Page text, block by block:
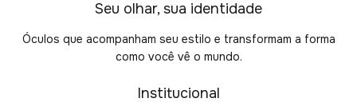
Seu olhar, sua identidade
Óculos que acompanham seu estilo e transformam a forma
como você vê o mundo.
Institucional